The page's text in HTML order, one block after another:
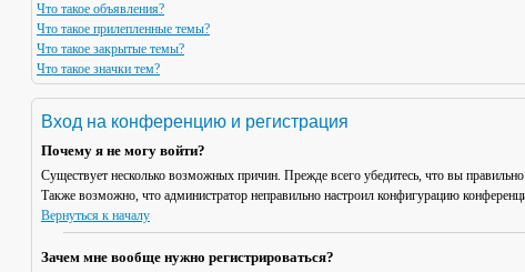
Что такое объявления?
Что такое прилепленные темы?
Что такое закрытые темы?
Что такое значки тем?
Вход на конференцию и регистрация
Почему я не могу войти?
Существует несколько возможных причин. Прежде всего убедитесь, что вы
Также возможно, что администратор неправильно настроил конфигурацию
Вернуться к началу
Зачем мне вообще нужно регистрироваться?